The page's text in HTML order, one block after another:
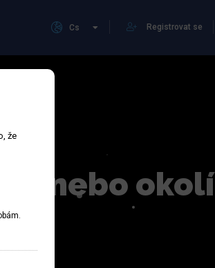
Registrovat se
Cs
nebo okolí
že